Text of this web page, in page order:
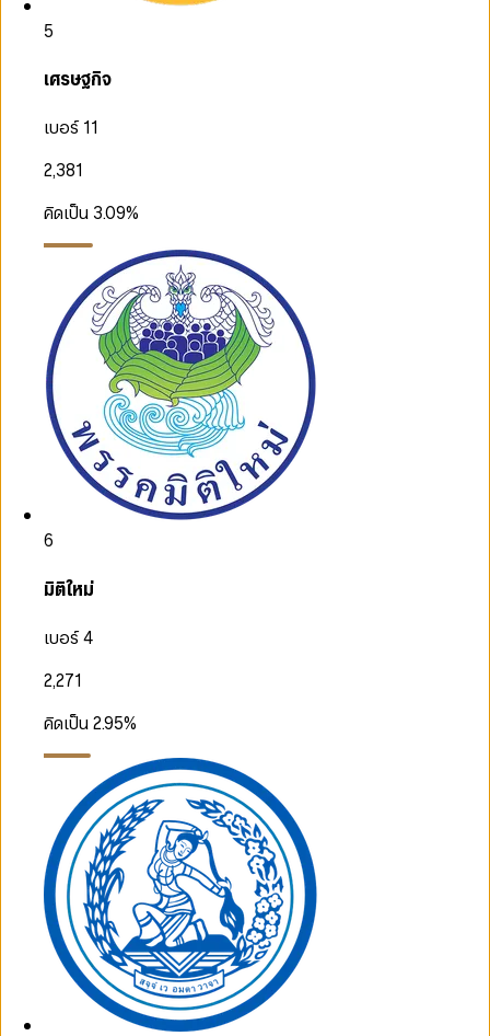
5
เศรษฐกิจ
เบอร์ 11
2,381
คิดเป็น 3.09%
6
มิติใหม่
เบอร์ 4
2,271
คิดเป็น2.95%